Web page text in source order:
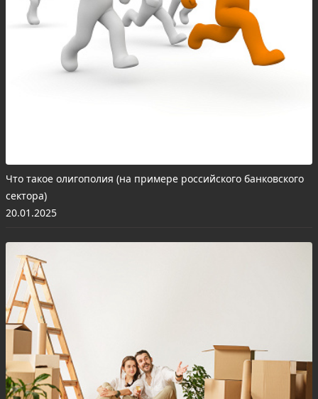
Что такое олигополия (на примере российского банковского
сектора)
20.01.2025